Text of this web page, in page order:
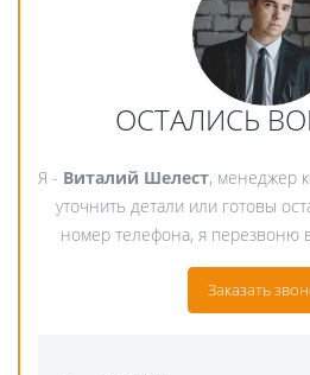
ОСТАЛИСЬ
Я - Виталий Шелест, менеджер
уточнить детали или готовы
номер телефона, я перезвоню
Заказать